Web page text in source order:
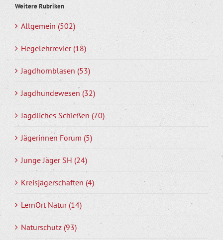
Weitere Rubriken
Allgemein (502)
Hegelehrrevier (18)
Jagdhornblasen (53)
Jagdhundewesen (32)
Jagdliches Schießen (70)
Jägerinnen Forum (5)
Junge Jäger SH (24)
Kreisjägerschaften (4)
LernOrt Natur (14)
Naturschutz (93)